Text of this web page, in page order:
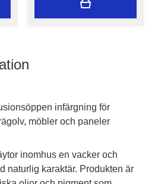
infärgning för
möbler och paneler
inomhus en vacker och
naturlig karaktär. Produkten är